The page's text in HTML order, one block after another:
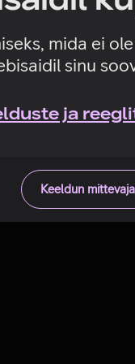
mida ei
sinu
ja
Keeldun